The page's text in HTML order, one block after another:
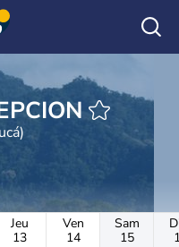
Jeu
13
Ven
14
Sam
15